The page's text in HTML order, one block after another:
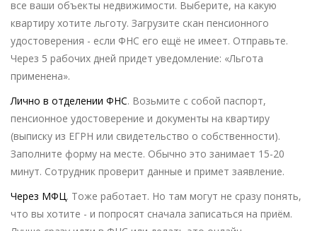
все ваши объекты недвижимости. Выберите, на какую
квартиру хотите льготу. Загрузите скан пенсионного
удостоверения - если ФНС его ещё не имеет. Отправьте.
Через 5 рабочих дней придет уведомление: «Льгота
применена».
Лично в отделении ФНС. Возьмите с собой паспорт,
пенсионное удостоверение и документы на квартиру
(выписку из ЕГРН или свидетельство о собственности).
Заполните форму на месте. Обычно это занимает 15-20
минут. Сотрудник проверит данные и примет заявление.
Через МФЦ. Тоже работает. Но там могут не сразу понять,
что вы хотите - и попросят сначала записаться на приём.